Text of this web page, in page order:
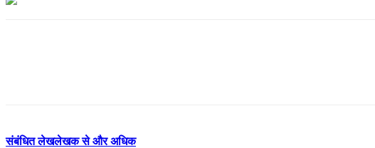
संबंधित लेखलेखक से और अधिक